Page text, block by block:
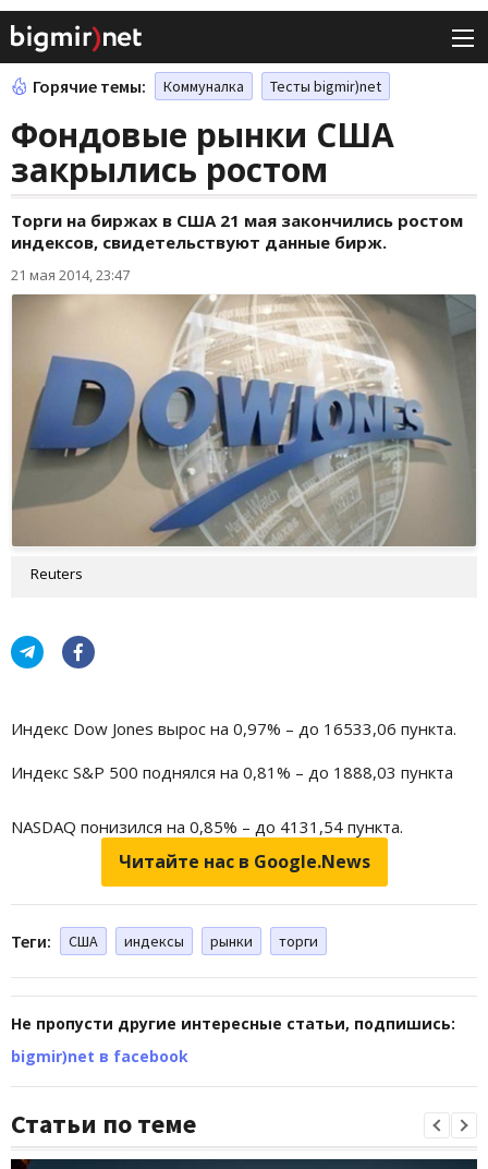
Горячие темы: Коммуналка Тесты bigmir)net
Фондовые рынки США
закрылись ростом
Торги на биржах в США 21 мая закончились ростом
индексов, свидетельствуют данные бирж.
21 мая 2014, 23:47
Reuters
Индекс Dow Jones вырос на 0,97% – до 16533,06 пункта.
Индекс S&P 500 поднялся на 0,81% – до 1888,03 пункта
NASDAQ понизился на 0,85% – до 4131,54 пункта.
Читайте нас в Google.News
Теги: США индексы рынки торги
Не пропусти другие интересные статьи, подпишись:
bigmir)net в facebook
Статьи по теме